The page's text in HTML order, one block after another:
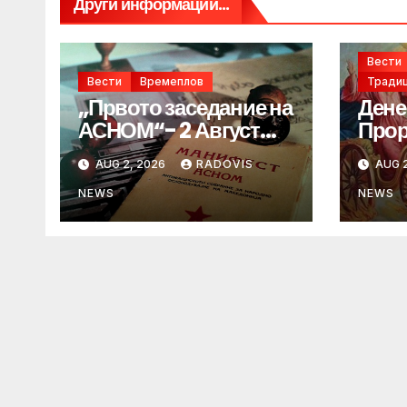
Вести Времеплов
„Првото заседание на
АСНОМ“- 2 Август
1944 год.
AUG 2, 2026 RADOVIS
NEWS
Вести
AUG
NEWS